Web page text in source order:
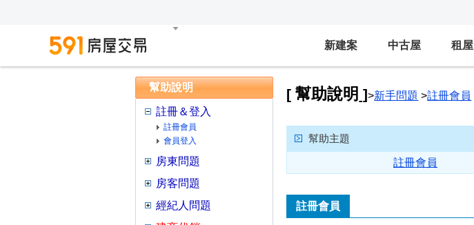
新建案 中古屋 租屋
幫助說明
註冊＆登入
註冊會員
會員登入
房東問題
房客問題
經紀人問題
[ 幫助說明 ]>新手問題 >註冊會員
幫助主題
註冊會員
註冊會員